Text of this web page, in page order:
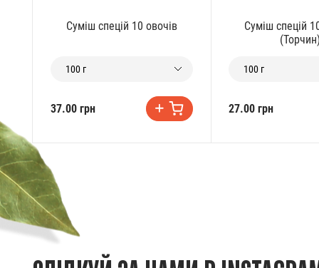
Суміш спецій 10 овочів
100 г
37.00 грн
Суміш спецій
100 г
27.00 грн